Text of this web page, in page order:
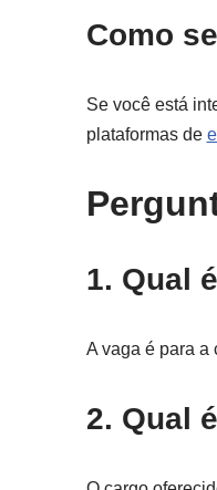
Como
Se você está
plataformas de
1. Qual
A vaga é para a
2. Qual